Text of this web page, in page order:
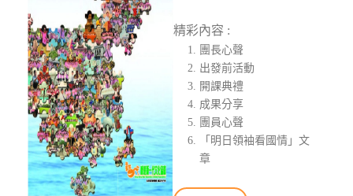
精彩內容 :
團長心聲
出發前活動
開課典禮
成果分享
團員心聲
「明日領袖看國情」文
章